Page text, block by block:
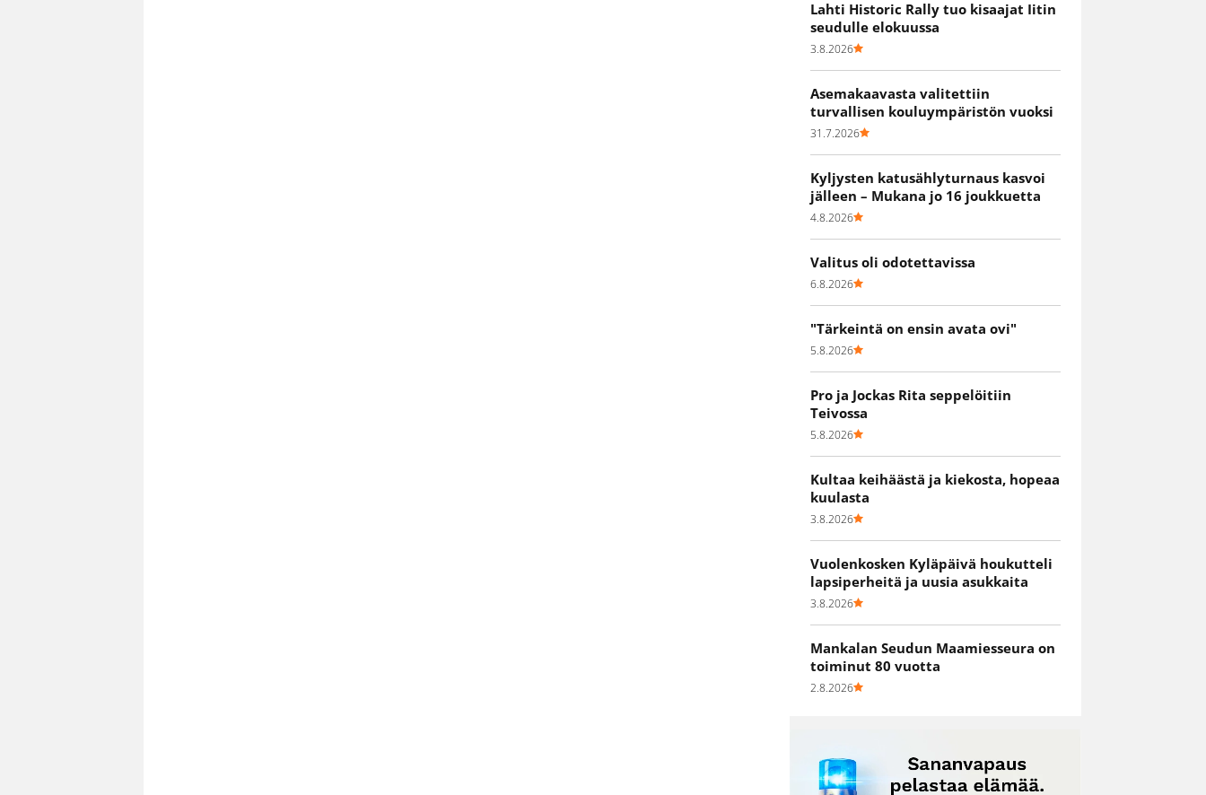
Lahti Historic Rally tuo kisaajat Iitin
seudulle elokuussa
3.8.2026
Asemakaavasta valitettiin
turvallisen kouluympäristön vuoksi
31.7.2026
Kyljysten katusählyturnaus kasvoi
jälleen – Mukana jo 16 joukkuetta
4.8.2026
Valitus oli odotettavissa
6.8.2026
"Tärkeintä on ensin avata ovi"
5.8.2026
Pro ja Jockas Rita seppelöitiin
Teivossa
5.8.2026
Kultaa keihäästä ja kiekosta, hopeaa
kuulasta
3.8.2026
Vuolenkosken Kyläpäivä houkutteli
lapsiperheitä ja uusia asukkaita
3.8.2026
Mankalan Seudun Maamiesseura on
toiminut 80 vuotta
2.8.2026